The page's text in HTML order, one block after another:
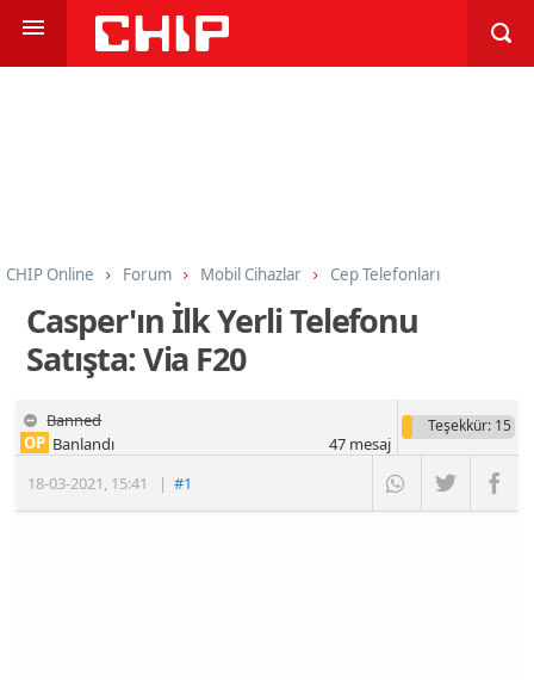
CHIP Online Forum Mobil Cihazlar Cep Telefonları
Casper'ın İlk Yerli Telefonu
Satışta: Via F20
Banned
18-03-2021, 15:41 |#1
OP Banlandı
Teşekkür: 15
47mesaj